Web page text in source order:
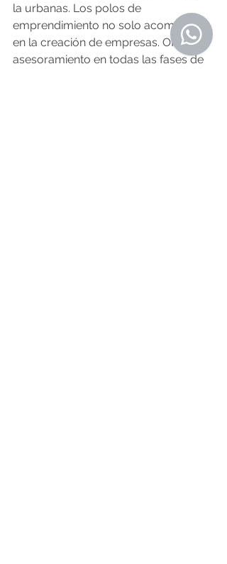
la urbanas. Los polos de
emprendimiento no solo acompañan
en la creación de empresas. Ofrecen
asesoramiento en todas las fases de